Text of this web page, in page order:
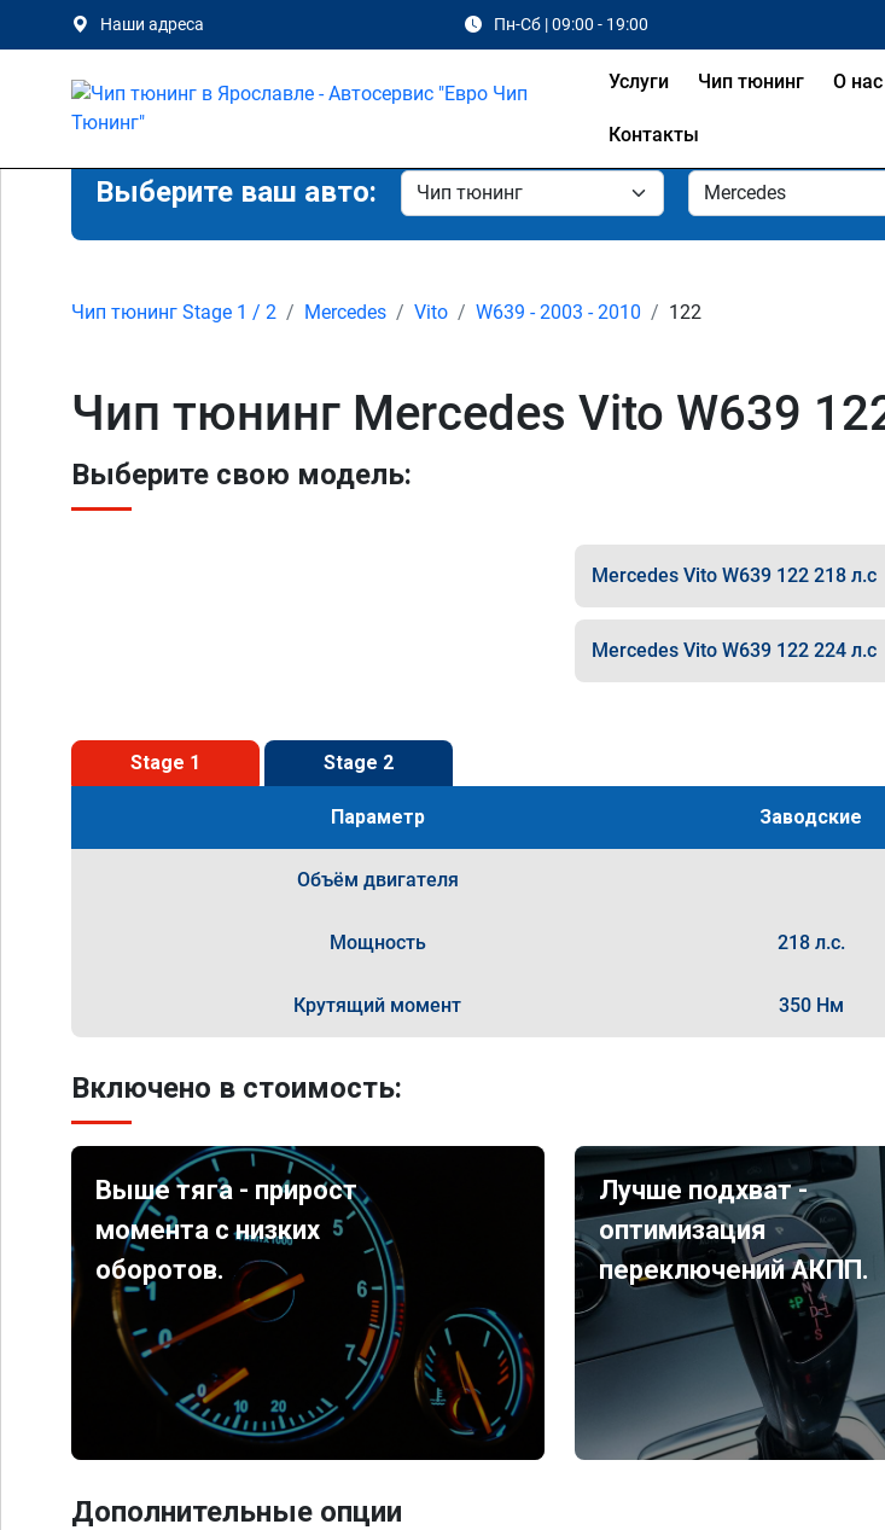
Наши адреса Пн-Сб | 09:00 - 19:00
Услуги Чип тюнинг О нас
Контакты
Выберите ваш авто:
Чип тюнинг Stage 1 / 2 Mercedes Vito W639 - 2003 - 2010 122
Чип тюнинг Mercedes Vito W639
Выберите свою модель:
Mercedes Vito W639 122 218 л.с
Mercedes Vito W639 122 224 л.с
Stage 1 Stage 2
Параметр Заводские
Объём двигателя
Мощность 218 л.с.
Крутящий момент 350 Нм
Включено в стоимость:
Выше тяга - прирост
момента с низких
оборотов.
Лучше подхват -
оптимизация
переключений АКПП.
Дополнительные опции